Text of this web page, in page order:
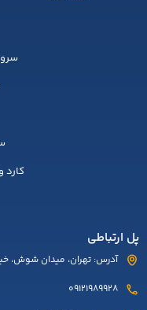
پل ارتباطی
آدرس: تهران، میدان شوش،
09121989928